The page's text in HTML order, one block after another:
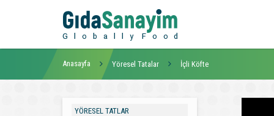
Anasayfa Yöresel Tatalar İçli Köfte
YÖRESEL TATLAR